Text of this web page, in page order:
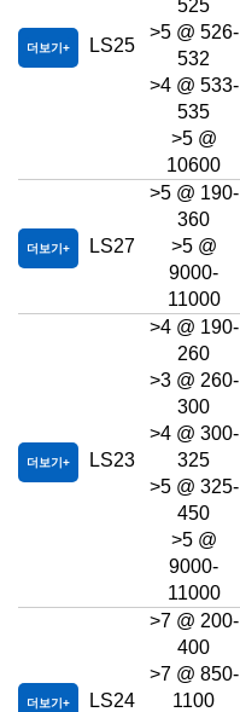
더보기 LS25
525
>5 @ 526-
532
>4 @ 533-
535
>5 @
10600
더보기 LS27
>5 @ 190-
360
>5 @
9000-
11000
더보기 LS23
>4 @ 190-
260
>3 @ 260-
300
>4 @ 300-
325
>5 @ 325-
450
>5 @
9000-
11000
더보기 LS24
>7 @ 200-
400
>7 @ 850-
1100